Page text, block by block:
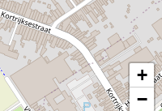
+
−